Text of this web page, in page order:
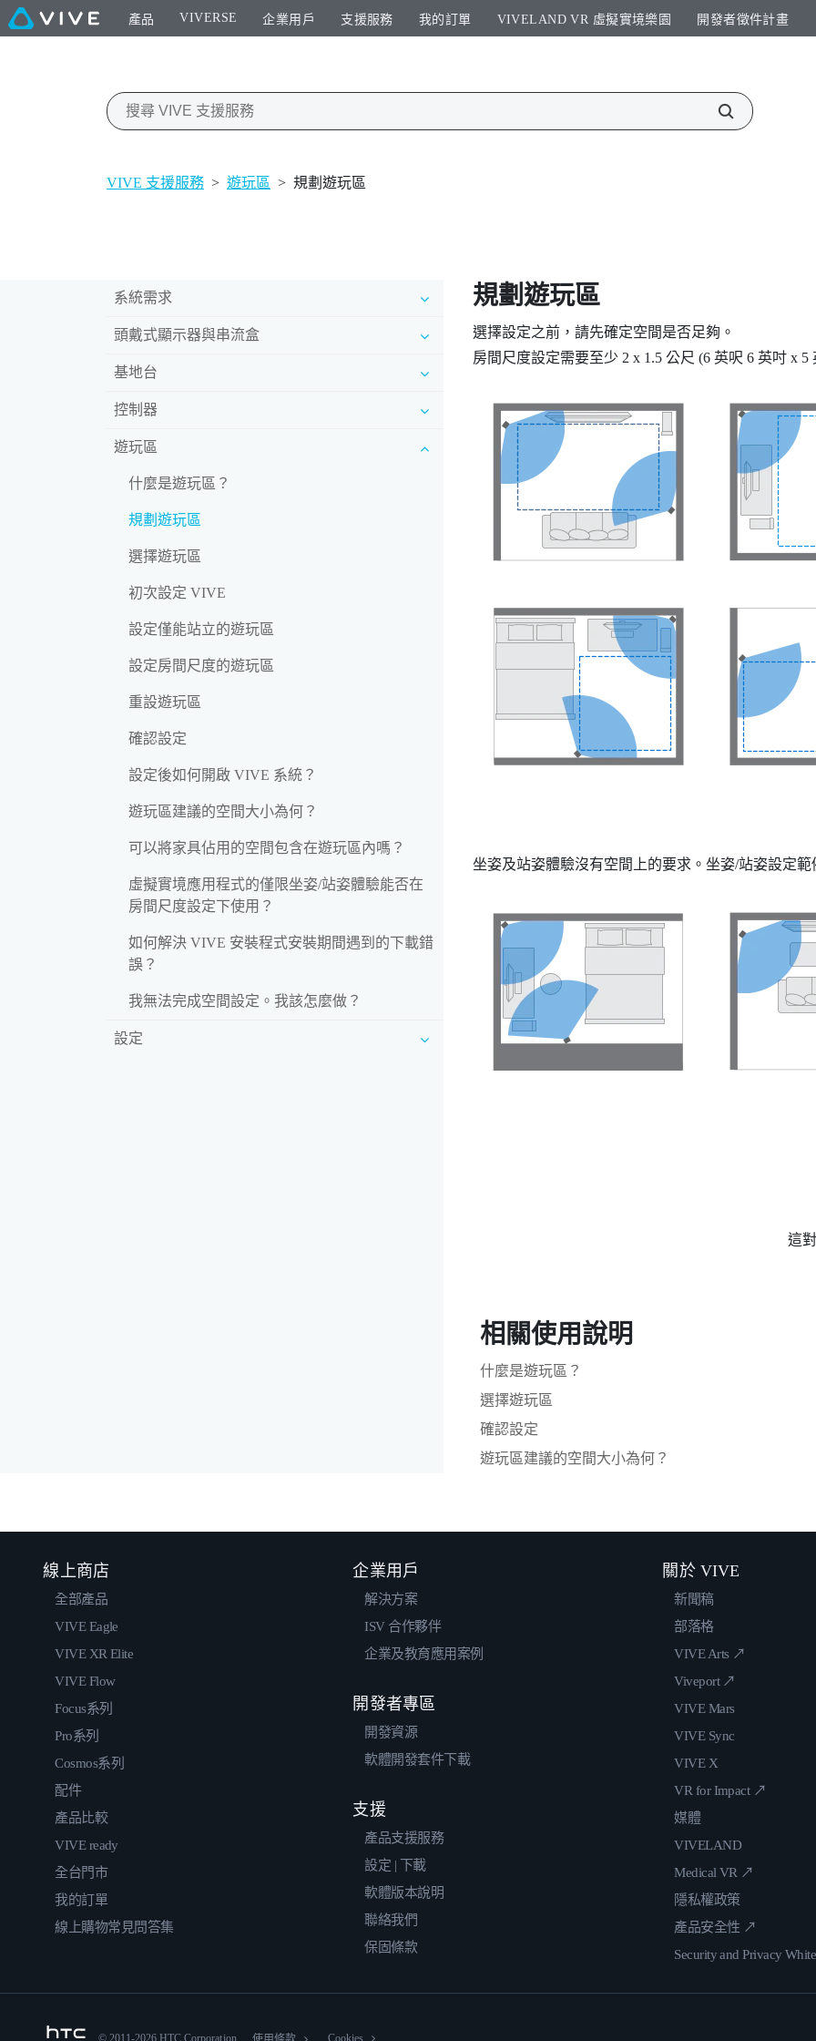
產品 VIVERSE 企業用戶 支援服務 我的訂單 VIVELAND VR 虛擬實境樂園​ 開發者徵件計畫​
VIVE 支援服務 > 遊玩區 > 規劃遊玩區
系統需求
頭戴式顯示器與串流盒
基地台
控制器
遊玩區
什麼是遊玩區？
規劃遊玩區
選擇遊玩區
初次設定 VIVE
設定僅能站立的遊玩區
設定房間尺度的遊玩區
重設遊玩區
確認設定
設定後如何開啟 VIVE 系統？
遊玩區建議的空間大小為何？
可以將家具佔用的空間包含在遊玩區內嗎？
虛擬實境應用程式的僅限坐姿/站姿體驗能否在
房間尺度設定下使用？
如何解決 VIVE 安裝程式安裝期間遇到的下載錯
誤？
我無法完成空間設定。我該怎麼做？
設定
規劃遊玩區
選擇設定之前，請先確定空間是否足夠。
房間尺度設定需要至少 2 x 1.5 公尺 (6 英呎 6 英吋 x
坐姿及站姿體驗沒有空間上的要求。坐姿/站姿設定範
這
相關使用說明
什麼是遊玩區？
選擇遊玩區
確認設定
遊玩區建議的空間大小為何？
線上商店
全部產品
VIVE Eagle
VIVE XR Elite
VIVE Flow
Focus系列
Pro系列
Cosmos系列
配件
產品比較
VIVE ready
全台門市
我的訂單
線上購物常見問答集
企業用戶
解決方案
ISV 合作夥伴
企業及教育應用案例
開發者專區
開發資源
軟體開發套件下載
支援
產品支援服務
設定 | 下載
軟體版本說明
聯絡我們
保固條款
關於 VIVE
新聞稿
部落格
VIVE Arts ↗
Viveport ↗
VIVE Mars
VIVE Sync
VIVE X
VR for Impact ↗
媒體
VIVELAND
Medical VR ↗
隱私權政策
產品安全性 ↗
Security and Privacy
© 2011-2026 HTC Corporation Cookies